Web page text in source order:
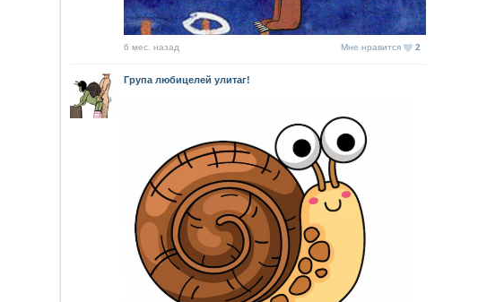
Мне нравится 2
6 мес. назад
Група любицелей улитаг!